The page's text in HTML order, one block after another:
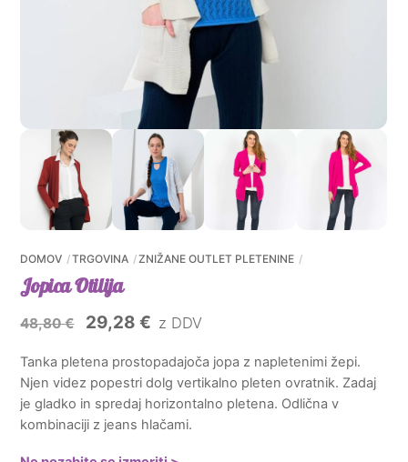
DOMOV TRGOVINA ZNIŽANE OUTLET PLETENINE
Jopica Otilija
48,80€
Izvirna
je
bila:
48,80 €.
29,28 €Trenutna
je:
29,28 €.
z DDV
Tanka pletena prostopadajoča jopa z napletenimi žepi.
Njen videz popestri dolg vertikalno pleten ovratnik. Zadaj
je gladko in spredaj horizontalno pletena. Odlična v
kombinaciji z jeans hlačami.